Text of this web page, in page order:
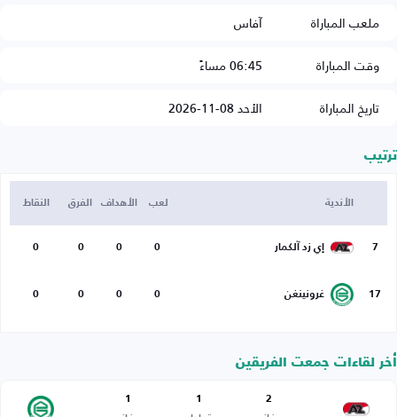
ملعب المباراة
آفاس
وقت المباراة
06:45 مساءً
تاريخ المباراة
الأحد 08-11-2026
ترتيب
الأندية لعب الأهداف الفرق النقاط
7 إي زد آلكمار 0
0
0
0
17 غرونينغن 0
0
0
0
أخر لقاءات جمعت الفريقين
2
1
1